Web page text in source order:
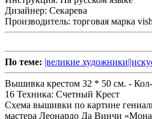
Дизайнер: Секарева
Производитель: торговая марка
По теме: |великие художники|
Вышивка крестом 32 * 50 см. -
16 Техника: Счетный Крест
Схема вышивки по картине
мастера Леонардо Да Винчи